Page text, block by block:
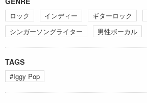
ロック インディー ギターロック
シンガーソングライター
男性ボーカル
TAGS
#Iggy Pop